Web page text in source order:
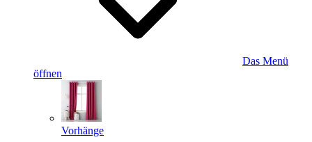
Das Menü
öffnen
Vorhänge